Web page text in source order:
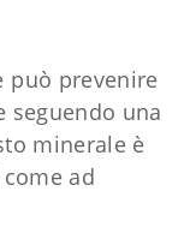
può prevenire
seguendo una
minerale è
ad